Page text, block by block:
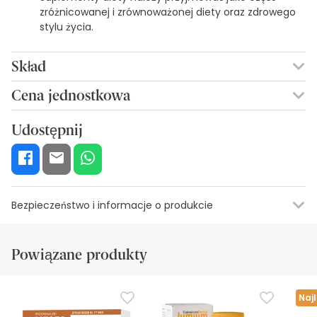
zróżnicowanej i zrównoważonej diety oraz zdrowego
stylu życia.
Skład
FERNBLOCK, WITAMINA D, LUTEINA, WITAMINA C, WITAMINA E,
LIKOPEN.
Cena jednostkowa
Udostępnij
Bezpieczeństwo i informacje o produkcie
Informacje o etykiecie
Nie przekraczać zalecanej dziennej dawki.
Podczas ekspozycji na słońce ważne jest stosowanie
Powiązane produkty